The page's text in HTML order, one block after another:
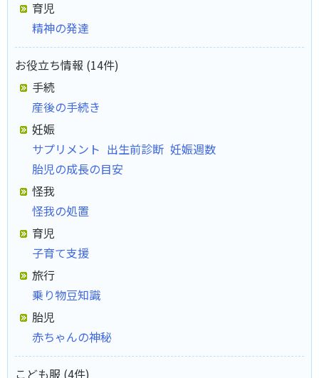
育児
精神の発達
お役立ち情報 (14件)
手続
産後の手続き
妊娠
サプリメント 出生前診断 妊娠週数
胎児の成長の目安
怪我
怪我の処置
育児
子育て支援
旅行
乗り物豆知識
胎児
赤ちゃんの神秘
こども服 (4件)